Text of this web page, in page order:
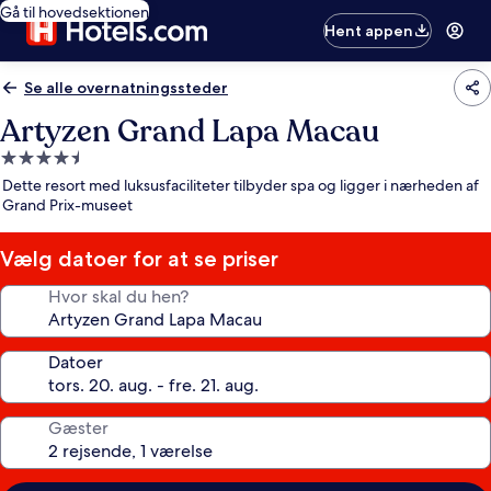
Gå til hovedsektionen
Hent appen
Se alle overnatningssteder
Artyzen Grand Lapa Macau
4.5-
stjernet
overnatningssted
Dette resort med luksusfaciliteter tilbyder spa og ligger i nærheden af
Grand Prix-museet
Vælg datoer for at se priser
Hvor skal du hen?
Datoer
Gæster